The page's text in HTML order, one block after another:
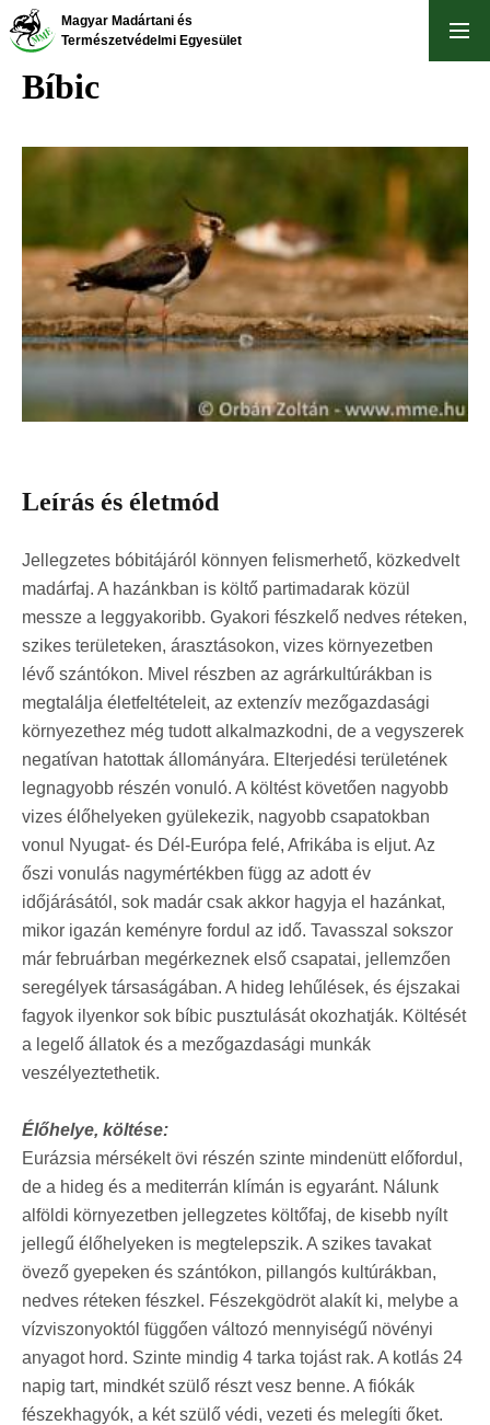
Ugrás
tartalomra
Magyar Madártani és
Természetvédelmi Egyesület
Bíbic
Leírás és életmód
Jellegzetes bóbitájáról könnyen felismerhető, közkedvelt
madárfaj. A hazánkban is költő partimadarak közül
messze a leggyakoribb. Gyakori fészkelő nedves réteken,
szikes területeken, árasztásokon, vizes környezetben
lévő szántókon. Mivel részben az agrárkultúrákban is
megtalálja életfeltételeit, az extenzív mezőgazdasági
környezethez még tudott alkalmazkodni, de a vegyszerek
negatívan hatottak állományára. Elterjedési területének
legnagyobb részén vonuló. A költést követően nagyobb
vizes élőhelyeken gyülekezik, nagyobb csapatokban
vonul Nyugat- és Dél-Európa felé, Afrikába is eljut. Az
őszi vonulás nagymértékben függ az adott év
időjárásától, sok madár csak akkor hagyja el hazánkat,
mikor igazán keményre fordul az idő. Tavasszal sokszor
már februárban megérkeznek első csapatai, jellemzően
seregélyek társaságában. A hideg lehűlések, és éjszakai
fagyok ilyenkor sok bíbic pusztulását okozhatják. Költését
a legelő állatok és a mezőgazdasági munkák
veszélyeztethetik.
Élőhelye, költése:
Eurázsia mérsékelt övi részén szinte mindenütt előfordul,
de a hideg és a mediterrán klímán is egyaránt. Nálunk
alföldi környezetben jellegzetes költőfaj, de kisebb nyílt
jellegű élőhelyeken is megtelepszik. A szikes tavakat
övező gyepeken és szántókon, pillangós kultúrákban,
nedves réteken fészkel. Fészekgödröt alakít ki, melybe a
vízviszonyoktól függően változó mennyiségű növényi
anyagot hord. Szinte mindig 4 tarka tojást rak. A kotlás 24
napig tart, mindkét szülő részt vesz benne. A fiókák
fészekhagyók, a két szülő védi, vezeti és melegíti őket.